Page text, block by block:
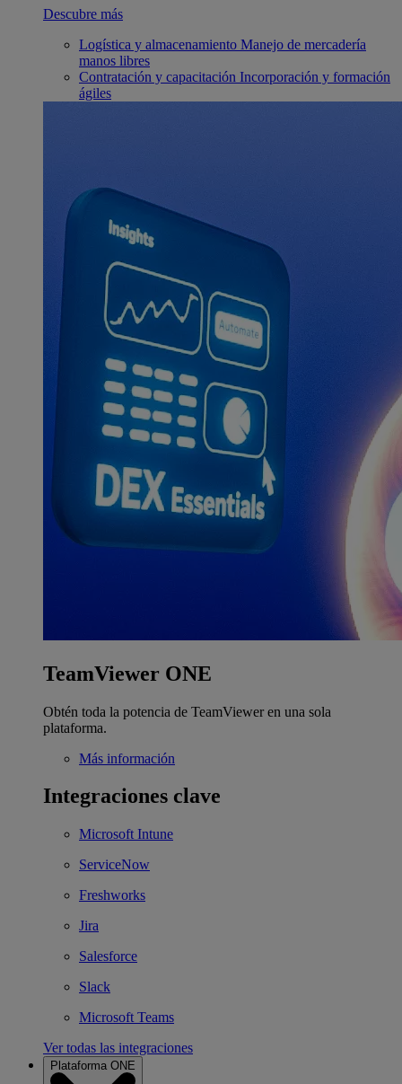
Descubre más
Logística y almacenamiento Manejo de mercadería
manos libres
Contratación y capacitación Incorporación y formación
ágiles
TeamViewer ONE
Obtén toda la potencia de TeamViewer en una sola
plataforma.
Más información
Integraciones clave
Microsoft Intune
ServiceNow
Freshworks
Jira
Salesforce
Slack
Microsoft Teams
Ver todas las integraciones
Plataforma ONE